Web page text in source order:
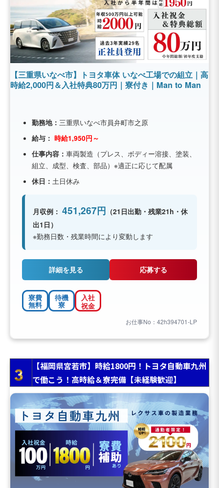
【三重県いなべ市】トヨタ車体 いなべ工場での組立｜高
時給2,000円＆入社特典80万円｜寮付き｜Man to Man
勤務地： 三重県いなべ市員弁町市之原
給与： 時給1,950円～
仕事内容： 車両製造（プレス、ボディー溶接、塗装、
組立、成型、検査、部品）※適正に応じて配属
休日： 土日休み
月収例： 451,267円 （21日出勤・残業21h・休
出1日）
※勤務日数・残業時間により変動します
詳細を見る 応募する
寮費
無料
待機
寮
入社
祝金
お仕事No：42h394701-LP
【福岡県宮若市】時給1800円！トヨタ自動車九州
で働こう！高時給＆寮完備【未経験歓迎】